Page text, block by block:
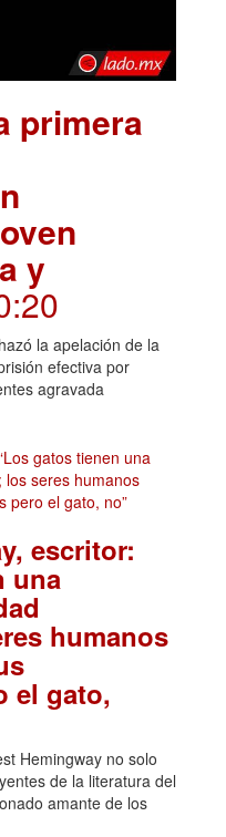
primera
y
la apelación de la
efectiva por
agravada
escritor:
una
humanos
el gato,
Hemingway no solo
de la literatura del
amante de los